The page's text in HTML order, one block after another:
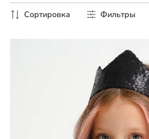
Сортировка Фильтры